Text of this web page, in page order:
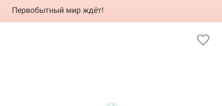
Первобытный мир ждёт!